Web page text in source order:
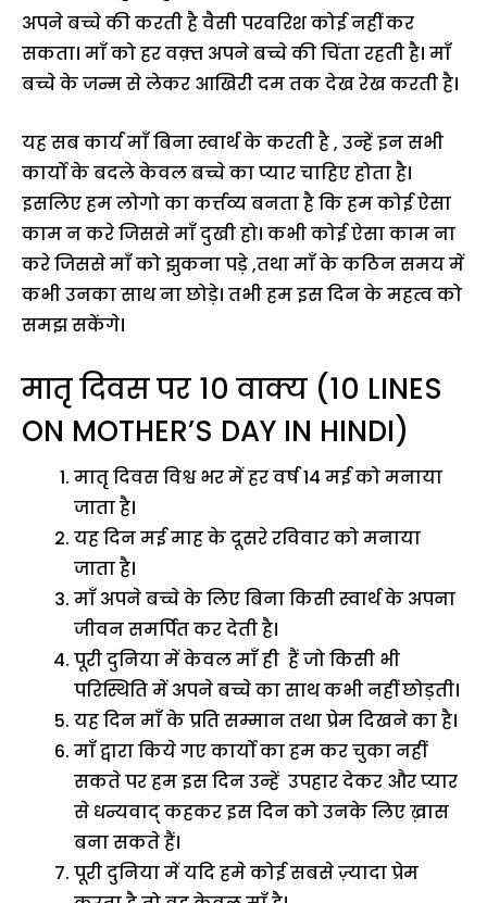
अपने बच्चे की करती है वैसी परवरिश कोई नहीं कर
सकता। माँ को हर वक़्त अपने बच्चे की चिंता रहती है। माँ
बच्चे के जन्म से लेकर आखिरी दम तक देख रेख करती है।
यह सब कार्य माँ बिना स्वार्थ के करती है , उन्हें इन सभी
कार्यो के बदले केवल बच्चे का प्यार चाहिए होता है।
इसलिए हम लोगो का कर्त्तव्य बनता है कि हम कोई ऐसा
काम न करे जिससे माँ दुखी हो। कभी कोई ऐसा काम ना
करे जिससे माँ को झुकना पड़े ,तथा माँ के कठिन समय में
कभी उनका साथ ना छोड़े। तभी हम इस दिन के महत्व को
समझ सकेंगे।
मातृ दिवस पर 10 वाक्य (10 LINES
ON MOTHER’S DAY IN HINDI)
मातृ दिवस विश्व भर में हर वर्ष 14 मई को मनाया
जाता है।
यह दिन मई माह के दूसरे रविवार को मनाया
जाता है।
माँ अपने बच्चे के लिए बिना किसी स्वार्थ के अपना
जीवन समर्पित कर देती है।
पूरी दुनिया में केवल माँ ही हैं जो किसी भी
परिस्थिति में अपने बच्चे का साथ कभी नहीं छोड़ती।
यह दिन माँ के प्रति सम्मान तथा प्रेम दिखने का है।
माँ द्वारा किये गए कार्यो का हम कर चुका नहीं
सकते पर हम इस दिन उन्हें उपहार देकर और प्यार
से धन्यवाद् कहकर इस दिन को उनके लिए ख़ास
बना सकते हैं।
पूरी दुनिया में यदि हमे कोई सबसे ज़्यादा प्रेम